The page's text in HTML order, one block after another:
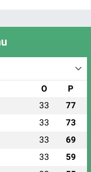
O P
33 77
33 73
33 69
33 59